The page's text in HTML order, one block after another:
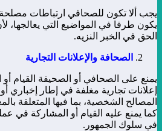
يجب ألا تكون للصحافي ارتباطات مصلحة
يكون طرفا في المواضيع التي يعالجها،
الحق في الخبر النزيه.
الصحافة والإعلانات التجارية
يمنع على الصحافي أو الصحيفة القيام
إعلانات تجارية مغلفة في إطار إخباري
المصالح الشخصية، بما فيها المتعلقة
كما يمنع عليه القيام أو المشاركة في
في سلوك الجمهور.